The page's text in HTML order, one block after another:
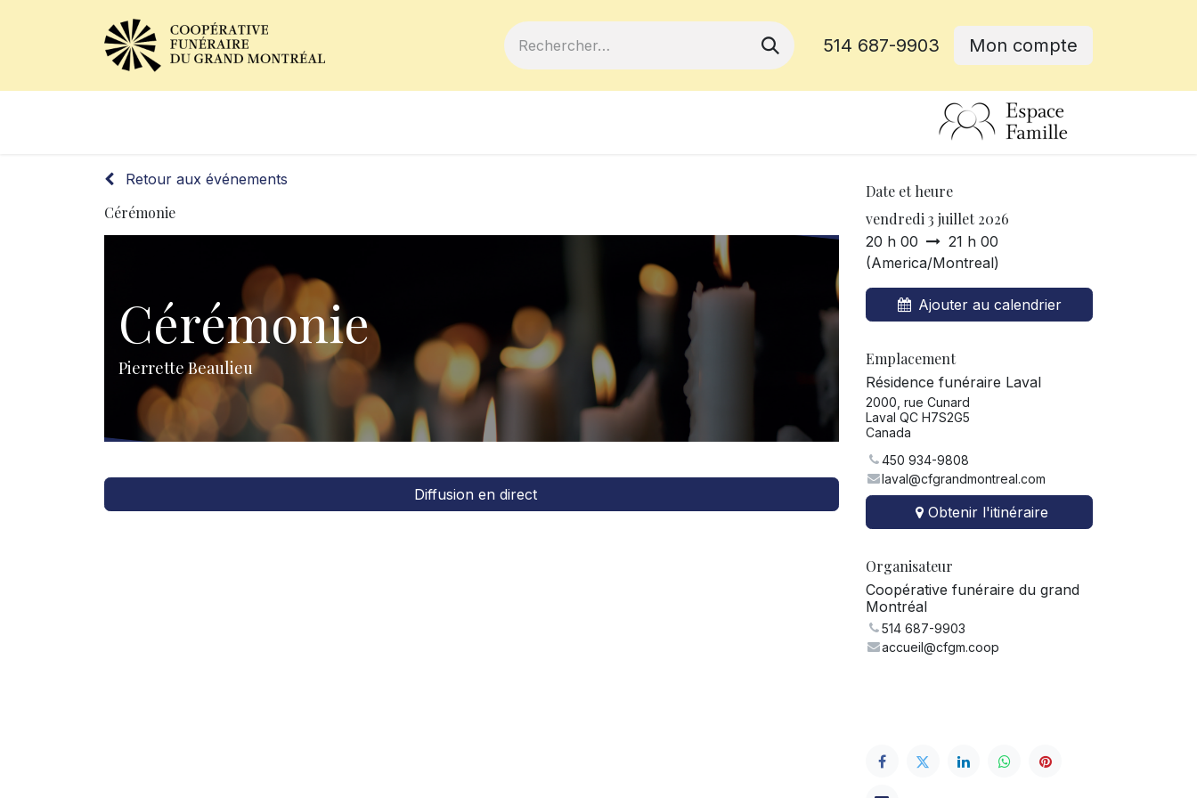
514 687-9903 Mon compte
Retour aux événements
Cérémonie
Cérémonie
Pierrette Beaulieu
Diffusion en direct
Date et heure
vendredi 3 juillet 2026
20 h 00
21 h 00
(America/Montreal)
Ajouter au calendrier
Emplacement
Résidence funéraire Laval
2000, rue Cunard
Laval QC H7S2G5
Canada
450 934-9808
laval@cfgrandmontreal.com
Obtenir l'itinéraire
Organisateur
Coopérative funéraire du grand
Montréal
514 687-9903
accueil@cfgm.coop